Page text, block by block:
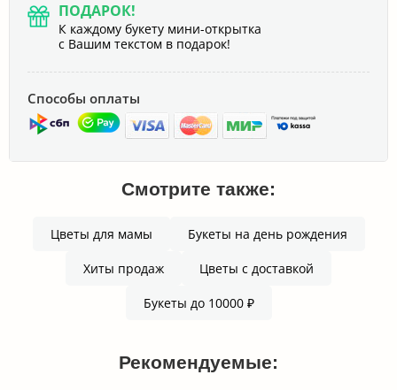
ПОДАРОК!
К каждому букету мини-открытка
с Вашим текстом в подарок!
Способы оплаты
Смотрите также:
Цветы для мамы Букеты на день рождения
Хиты продаж Цветы с доставкой
Букеты до 10000 ₽
Рекомендуемые: